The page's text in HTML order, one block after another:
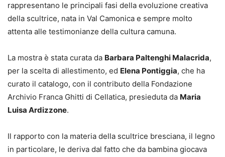
rappresentano le principali fasi della evoluzione creativa
della scultrice, nata in Val Camonica e sempre molto
attenta alle testimonianze della cultura camuna.
La mostra è stata curata da Barbara Paltenghi Malacrida,
per la scelta di allestimento, ed Elena Pontiggia, che ha
curato il catalogo, con il contributo della Fondazione
Archivio Franca Ghitti di Cellatica, presieduta da Maria
Luisa Ardizzone.
Il rapporto con la materia della scultrice bresciana, il legno
in particolare, le deriva dal fatto che da bambina giocava